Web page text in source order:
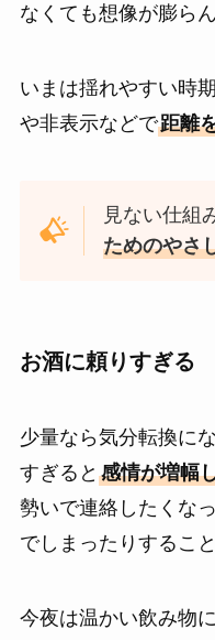
なくても想像が膨ら
いまは揺れやすい時
や非表示などで距離
見ない仕組
ためのやさ
お酒に頼りすぎる
少量なら気分転換に
すぎると 感情が増幅
勢いで連絡したくな
でしまったりするこ
今夜は温かい飲み物